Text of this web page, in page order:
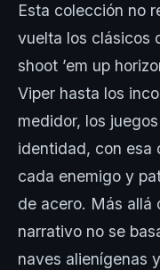
Esta colección no
vuelta los clásicos
shoot ’em up
Viper hasta los
medidor, los
identidad, con esa
cada enemigo y
de acero. Más allá
narrativo no se
naves alienígenas